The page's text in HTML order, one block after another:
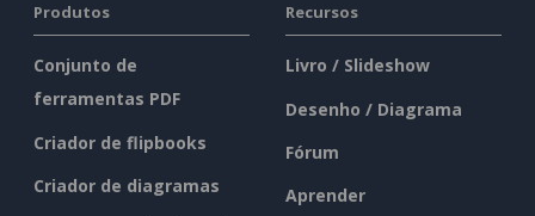
Produtos
Conjunto de
ferramentas PDF
Criador de flipbooks
Criador de diagramas
Recursos
Livro / Slideshow
Desenho / Diagrama
Fórum
Aprender